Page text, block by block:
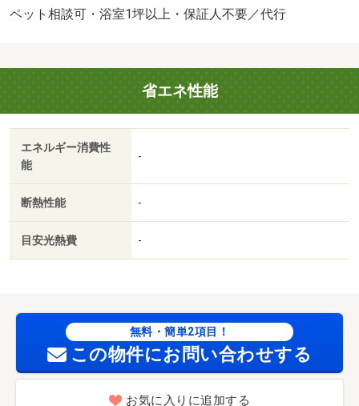
を含みます。町会費未定です法人契約とする場合、個人負
／バルコニー／エアコン／ガスコンロ対応／クロゼット／
フローリング／ＴＶインターホン／浴室乾燥機／オートロ
ック／室内洗濯置／シューズボックス／システムキッチン
／追焚機能浴室／温水洗浄便座／洗面所独立／駐輪場／宅
配ボックス／敷金不要／対面式キッチン／防犯カメラ／ペ
ット相談／照明付／全居室洋室／ウォークインクロゼット
内／浴室１坪以上／トイレ未使用／２駅利用可／駅徒歩１
０分以内／築５年以内／セキュリティ会社加入済／ＬＤＫ
１２畳以上／都市ガス／ＢＳ／保証会社利用可／アヤハデ
オキ唐崎店（ドラッグストア）まで３７０ｍ／セブンイレ
ブン（コンビニ）まで４３４ｍ／大津南志賀郵便局（郵便
局）まで５０８ｍ／サンディ大津際川店（スーパー）まで
６６５ｍ/賃貸戸数:12戸
ペット相談可・浴室1坪以上・保証人不要／代行
省エネ性能
エネルギー消費性
能
-
断熱性能 -
目安光熱費 -
無料・簡単2項目！
この物件にお問い合わせする
お気に入りに追加する